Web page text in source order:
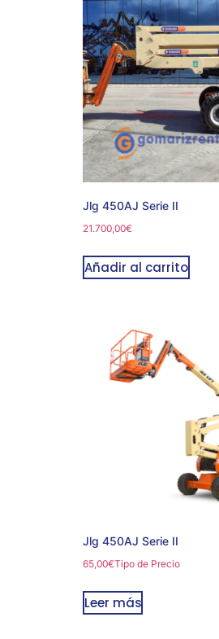
Jlg 450AJ Serie II
21.700,00€
Añadir al carrito
Jlg 450AJ Serie II
65,00€Tipo de Precio
Leer más